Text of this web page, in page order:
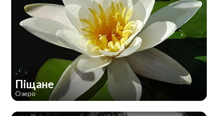
Піщане
Озеро